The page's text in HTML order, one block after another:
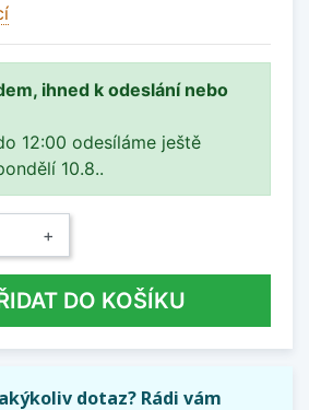
ihned k odeslání nebo
12:00 odesíláme ještě
10.8..
+
DO KOŠÍKU
dotaz? Rádi vám